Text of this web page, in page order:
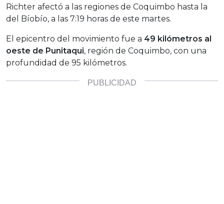
Richter afectó a las regiones de Coquimbo hasta la
del Bíobío, a las 7:19 horas de este martes.
El epicentro del movimiento fue a 49 kilómetros al
oeste de Punitaqui, región de Coquimbo, con una
profundidad de 95 kilómetros.